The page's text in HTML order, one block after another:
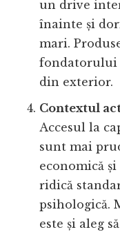
un drive
înainte și
mari.
fondatorului
din exterior.
Contextul
Accesul la
sunt mai
economică
ridică
psihologică.
este și aleg